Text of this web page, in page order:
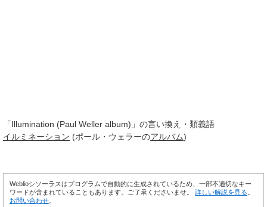
「Illumination (Paul Weller album) 」の言い換え・類義語
イルミネーション (ポール・ウェラーのアルバム)
Weblioシソーラスはプログラムで自動的に生成されているため、一部不適切なキー
ワードが含まれていることもあります。ご了承くださいませ。 詳しい解説を見る
お問い合わせ